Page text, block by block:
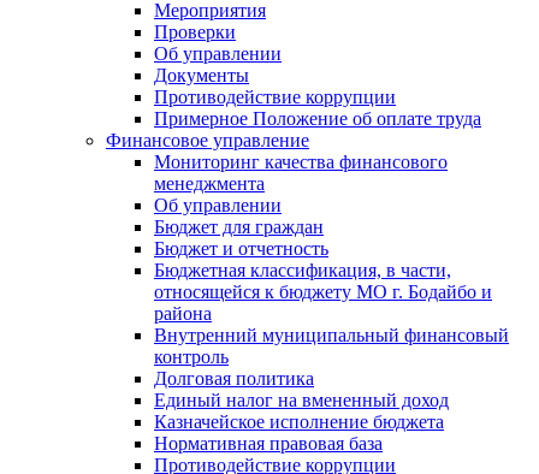
Мероприятия
Проверки
Об управлении
Документы
Противодействие коррупции
Примерное Положение об оплате труда
Финансовое управление
Мониторинг качества финансового
менеджмента
Об управлении
Бюджет для граждан
Бюджет и отчетность
Бюджетная классификация, в части,
относящейся к бюджету МО г. Бодайбо и
района
Внутренний муниципальный финансовый
контроль
Долговая политика
Единый налог на вмененный доход
Казначейское исполнение бюджета
Нормативная правовая база
Противодействие коррупции